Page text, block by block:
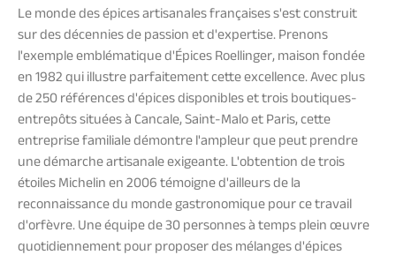
Le monde des épices artisanales françaises s'est construit
sur des décennies de passion et d'expertise. Prenons
l'exemple emblématique d'Épices Roellinger, maison fondée
en 1982 qui illustre parfaitement cette excellence. Avec plus
de 250 références d'épices disponibles et trois boutiques-
entrepôts situées à Cancale, Saint-Malo et Paris, cette
entreprise familiale démontre l'ampleur que peut prendre
une démarche artisanale exigeante. L'obtention de trois
étoiles Michelin en 2006 témoigne d'ailleurs de la
reconnaissance du monde gastronomique pour ce travail
d'orfèvre. Une équipe de 30 personnes à temps plein œuvre
quotidiennement pour proposer des mélanges d'épices